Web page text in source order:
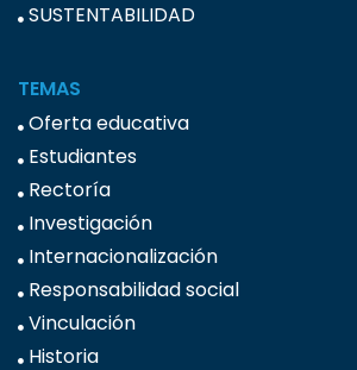
SUSTENTABILIDAD
TEMAS
Oferta educativa
Estudiantes
Rectoría
Investigación
Internacionalización
Responsabilidad social
Vinculación
Historia